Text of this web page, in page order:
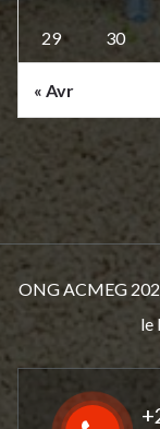
29 30
« Avr
ONG ACMEG
le